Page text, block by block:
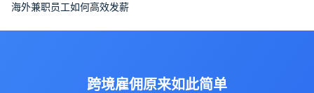
海外兼职员工如何高效发薪
跨境雇佣原来如此简单